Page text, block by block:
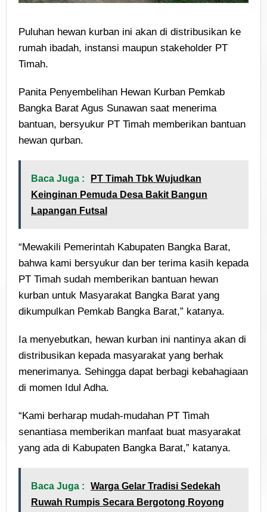
Puluhan hewan kurban ini akan di distribusikan ke
rumah ibadah, instansi maupun stakeholder PT
Timah.
Panita Penyembelihan Hewan Kurban Pemkab
Bangka Barat Agus Sunawan saat menerima
bantuan, bersyukur PT Timah memberikan bantuan
hewan qurban.
Baca Juga :
PT Timah Tbk Wujudkan
Keinginan Pemuda Desa Bakit Bangun
Lapangan Futsal
“Mewakili Pemerintah Kabupaten Bangka Barat,
bahwa kami bersyukur dan ber terima kasih kepada
PT Timah sudah memberikan bantuan hewan
kurban untuk Masyarakat Bangka Barat yang
dikumpulkan Pemkab Bangka Barat,” katanya.
Ia menyebutkan, hewan kurban ini nantinya akan di
distribusikan kepada masyarakat yang berhak
menerimanya. Sehingga dapat berbagi kebahagiaan
di momen Idul Adha.
“Kami berharap mudah-mudahan PT Timah
senantiasa memberikan manfaat buat masyarakat
yang ada di Kabupaten Bangka Barat,” katanya.
Baca Juga :
Warga Gelar Tradisi Sedekah
Ruwah Rumpis Secara Bergotong Royong